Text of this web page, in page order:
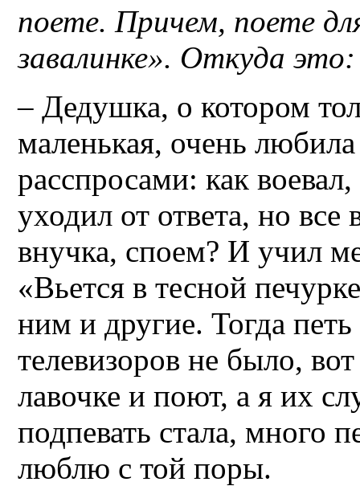
поете. Причем, поете
завалинке». Откуда это:
– Дедушка, о котором
маленькая, очень
расспросами: как
уходил от ответа, но все
внучка, споем? И учил
«Вьется в тесной
ним и другие. Тогда
телевизоров не было,
лавочке и поют, а я их
подпевать стала, много
люблю с той поры.